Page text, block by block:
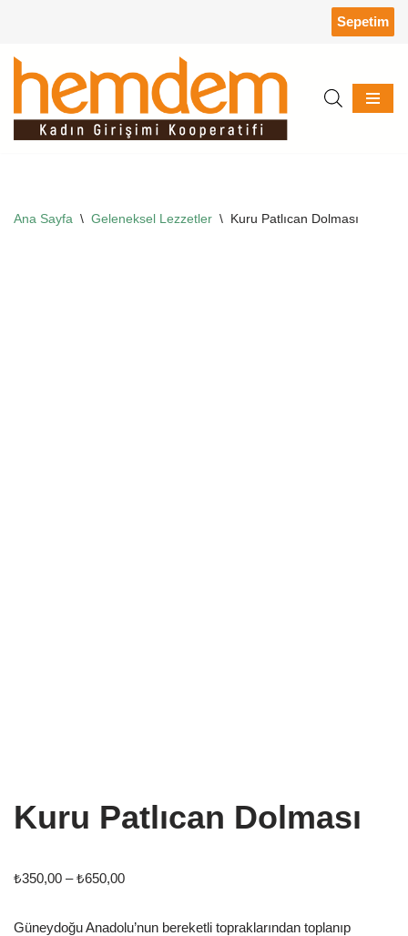
geç
Sepetim
Ana Sayfa \ Geleneksel Lezzetler \ Kuru Patlıcan Dolması
Kuru Patlıcan Dolması
₺350,00 –₺650,00
Güneydoğu Anadolu’nun bereketli topraklarından toplanıp